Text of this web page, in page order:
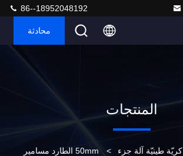
86--18952048192
محادثة
المنتجات
كريّة طينيّة آلة جزء > 50mm الطارد مسامير